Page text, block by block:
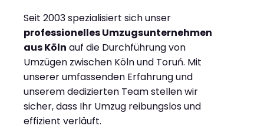
Seit 2003 spezialisiert sich unser
professionelles Umzugsunternehmen
aus Köln auf die Durchführung von
Umzügen zwischen Köln und Toruń. Mit
unserer umfassenden Erfahrung und
unserem dedizierten Team stellen wir
sicher, dass Ihr Umzug reibungslos und
effizient verläuft.